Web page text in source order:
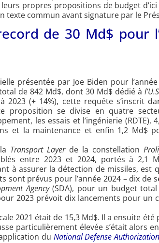
propres propositions de budget d’ici
texte commun avant signature par le
de 30 Md$ pour
présentée par Joe Biden pour
de 842 Md$, dont 30 Md$ dédié à
2023 (+ 14%), cette requête s’inscrit
proposition se divise en quatre
les essais et l’ingénierie (RDTE),
et la maintenance et enfin 1,2 Md$
Transport Layerde la constellation
entre 2023 et 2024, portés à 2,1
à assurer la détection de missiles, est
sont prévus pour l’année 2024 – dix de
Agency(SDA), pour un budget total
2023 prévoit dix lancements pour un
2021 était de 15,3 Md$. Il a ensuite été
particulièrement élevée s’était alors
du National Defense